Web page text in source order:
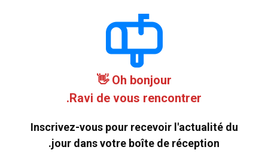
Oh bonjour 👋
Ravi de vous rencontrer.
Inscrivez-vous pour recevoir l'actualité du
jour dans votre boîte de réception.